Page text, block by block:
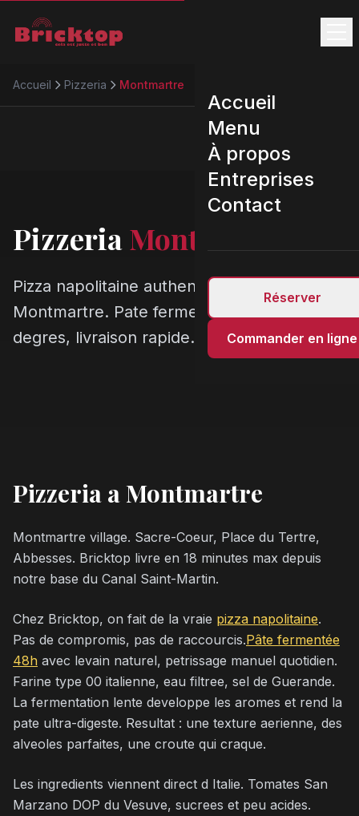
Accueil
Menu
À propos
Entreprises
Contact
Réserver
Commander en ligne
Accueil Pizzeria Montmartre
PizzeriaMontmartre
Pizza napolitaine authentique a
Montmartre. Pate fermentee 48h, four 450
degres, livraison rapide.
Pizzeria a Montmartre
Montmartre village. Sacre-Coeur, Place du Tertre,
Abbesses. Bricktop livre en 18 minutes max depuis
notre base du Canal Saint-Martin.
Chez Bricktop, on fait de la vraie pizza napolitaine.
Pas de compromis, pas de raccourcis.Pâte fermentée
48h avec levain naturel, petrissage manuel quotidien.
Farine type 00 italienne, eau filtree, sel de Guerande.
La fermentation lente developpe les aromes et rend la
pate ultra-digeste. Resultat : une texture aerienne, des
alveoles parfaites, une croute qui craque.
Les ingredients viennent direct d Italie. Tomates San
Marzano DOP du Vesuve, sucrees et peu acides.